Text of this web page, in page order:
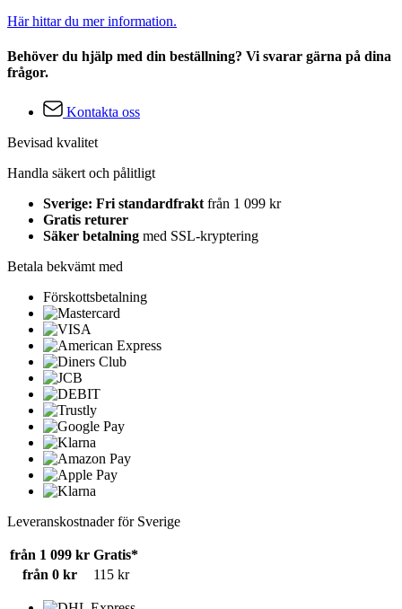
Här hittar du mer information.
Behöver du hjälp med din beställning? Vi svarar gärna på dina
frågor.
Kontakta oss
Bevisad kvalitet
Handla säkert och pålitligt
Sverige: Fri standardfrakt från 1 099 kr
Gratis returer
Säker betalning med SSL-kryptering
Betala bekvämt med
Förskottsbetalning
Leveranskostnader för Sverige
från 1 099 kr Gratis*
från 0 kr
115 kr